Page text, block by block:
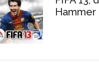
Hammer